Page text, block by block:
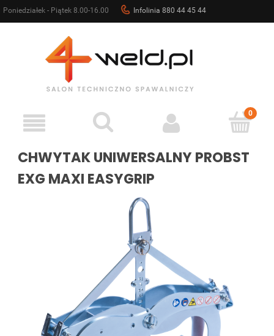
Poniedziałek - Piątek 8.00-16.00 Infolinia 880 44 45 44
CHWYTAK UNIWERSALNY PROBST
EXG MAXI EASYGRIP